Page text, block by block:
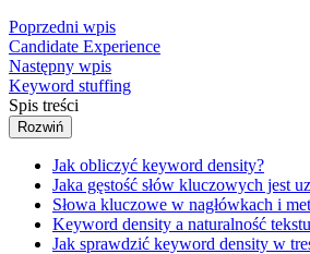
Poprzedni wpis
Candidate Experience
Następny wpis
Keyword stuffing
Spis treści
Rozwiń
Jak obliczyć keyword density?
Jaka gęstość słów kluczowych jest
Słowa kluczowe w nagłówkach i
Keyword density a naturalność tekstu
Jak sprawdzić keyword density w